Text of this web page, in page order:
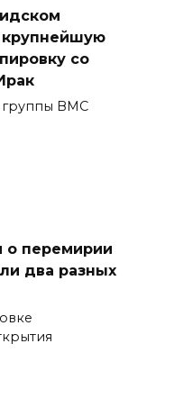
со
группы ВМС
перемирии
два разных